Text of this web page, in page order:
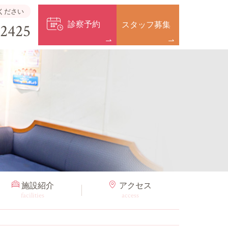
ださい
診察予約 スタッフ募集
施設紹介
facilities
アクセス
access